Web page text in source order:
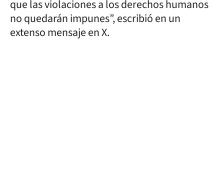
que las violaciones a los derechos humanos
no quedarán impunes”, escribió en un
extenso mensaje en X.